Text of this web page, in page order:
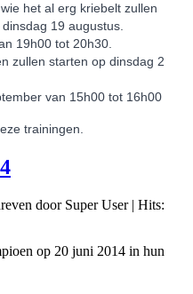
het al erg kriebelt zullen
19 augustus.
19h00 tot 20h30.
zullen starten op dinsdag 2
van 15h00 tot 16h00
trainingen.
door Super User| Hits:
op 20 juni 2014 in hun